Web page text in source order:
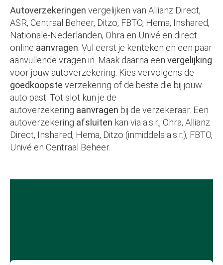
Autoverzekeringen vergelijken van Allianz Direct,
ASR, Centraal Beheer, Ditzo, FBTO, Hema, Inshared,
Nationale-Nederlanden, Ohra en Univé en direct
online aanvragen . Vul eerst je kenteken en een paar
aanvullende vragen in. Maak daarna een vergelijking
voor jouw autoverzekering. Kies vervolgens de
goedkoopste verzekering of de beste die bij jouw
auto past. Tot slot kun je de
autoverzekering aanvragen bij de verzekeraar. Een
autoverzekering afsluiten kan via a.s.r., Ohra, Allianz
Direct, Inshared, Hema, Ditzo (inmiddels a.s.r.), FBTO,
Univé en Centraal Beheer.